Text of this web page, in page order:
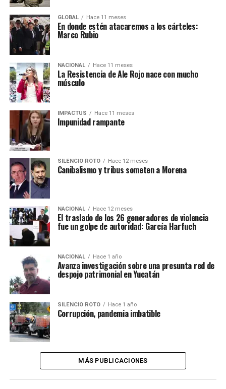
GLOBAL Hace 11 meses
En donde estén atacaremos a los cárteles:
Marco Rubio
NACIONAL Hace 11 meses
La Resistencia de Ale Rojo nace con mucho
músculo
IMPACTUS Hace 11 meses
Impunidad rampante
SILENCIO ROTO Hace 12 meses
Canibalismo y tribus someten a Morena
NACIONAL Hace 12 meses
El traslado de los 26 generadores de violencia
fue un golpe de autoridad: García Harfuch
NACIONAL Hace 1 año
Avanza investigación sobre una presunta red de
despojo patrimonial en Yucatán
SILENCIO ROTO Hace 1 año
Corrupción, pandemia imbatible
MÁS PUBLICACIONES